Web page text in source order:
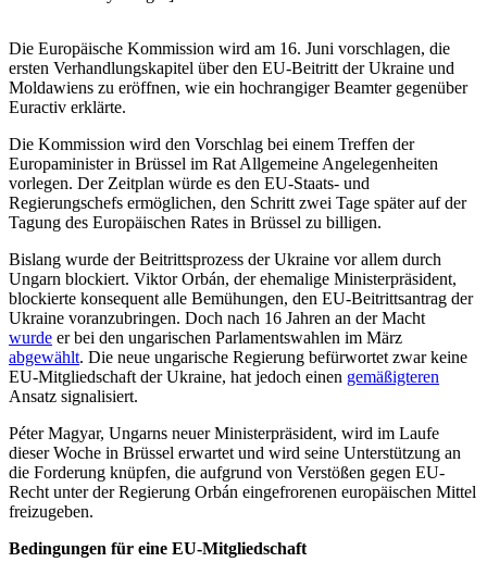
Die Europäische Kommission wird am 16. Juni vorschlagen, die
ersten Verhandlungskapitel über den EU-Beitritt der Ukraine und
Moldawiens zu eröffnen, wie ein hochrangiger Beamter gegenüber
Euractiv erklärte.
Die Kommission wird den Vorschlag bei einem Treffen der
Europaminister in Brüssel im Rat Allgemeine Angelegenheiten
vorlegen. Der Zeitplan würde es den EU-Staats- und
Regierungschefs ermöglichen, den Schritt zwei Tage später auf der
Tagung des Europäischen Rates in Brüssel zu billigen.
Bislang wurde der Beitrittsprozess der Ukraine vor allem durch
Ungarn blockiert. Viktor Orbán, der ehemalige Ministerpräsident,
blockierte konsequent alle Bemühungen, den EU-Beitrittsantrag der
Ukraine voranzubringen. Doch nach 16 Jahren an der Macht
wurde er bei den ungarischen Parlamentswahlen im März
abgewählt. Die neue ungarische Regierung befürwortet zwar keine
EU-Mitgliedschaft der Ukraine, hat jedoch einen gemäßigteren
Ansatz signalisiert.
Péter Magyar, Ungarns neuer Ministerpräsident, wird im Laufe
dieser Woche in Brüssel erwartet und wird seine Unterstützung an
die Forderung knüpfen, die aufgrund von Verstößen gegen EU-
Recht unter der Regierung Orbán eingefrorenen europäischen Mittel
freizugeben.
Bedingungen für eine EU-Mitgliedschaft